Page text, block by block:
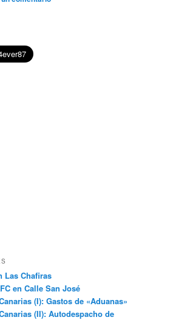
Las Chafiras
en Calle San José
(I): Gastos de «Aduanas»
(II): Autodespacho de